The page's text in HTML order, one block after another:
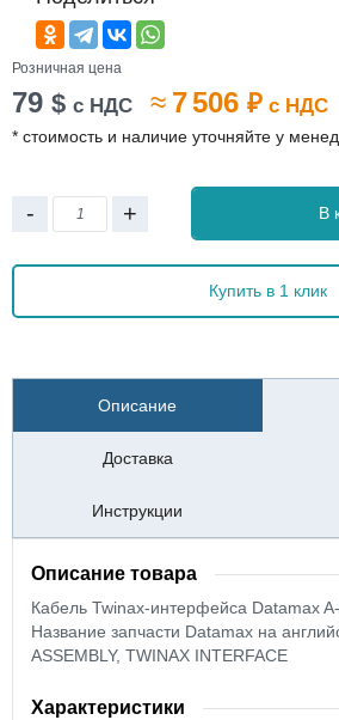
Розничная цена
79 $ с НДС ≈ 7 506 ₽ с НДС
* стоимость и наличие уточняйте у
- + В
Купить в 1 клик
Описание
Доставка
Инструкции
Описание товара
Кабель Twinax-интерфейса Datamax
Название запчасти Datamax на
ASSEMBLY, TWINAX INTERFACE
Характеристики